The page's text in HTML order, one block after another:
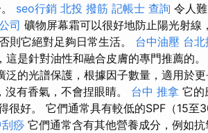
seo行銷 北投 撥筋 記帳士 查詢 令人
司 礦物屏幕霜可以很好地防止陽光射線
則它絕對足夠日常生活。 台中油壓 台
是針對油性和融合皮膚的專門推薦的。
的光譜保護，根據因子數量，適用於更
有香氣，不會捏眼睛。 台中 推拿 它的
很好。 它們通常具有較低的SPF（15至
痧 它們通常含有其他營養成分，例如